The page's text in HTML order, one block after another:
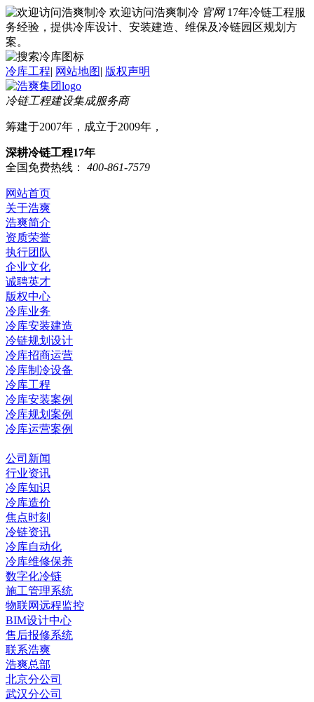
欢迎访问浩爽制冷 官网 17年冷链工程服
务经验，提供冷库设计、安装建造、维保及冷链园区规划方
案。
冷库工程| 网站地图| 版权声明
冷链工程建设集成服务商
筹建于2007年，成立于2009年，
深耕冷链工程17年
全国免费热线：
400-861-7579
网站首页
关于浩爽
浩爽简介
资质荣誉
执行团队
企业文化
诚聘英才
版权中心
冷库业务
冷库安装建造
冷链规划设计
冷库招商运营
冷库制冷设备
冷库工程
冷库安装案例
冷库规划案例
冷库运营案例
公司新闻
行业资讯
冷库知识
冷库造价
焦点时刻
冷链资讯
冷库自动化
冷库维修保养
数字化冷链
施工管理系统
物联网远程监控
BIM设计中心
售后报修系统
联系浩爽
浩爽总部
北京分公司
武汉分公司